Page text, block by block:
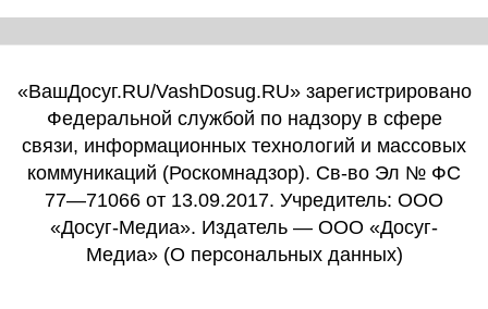
«ВашДосуг.RU/VashDosug.RU» зарегистрировано
Федеральной службой по надзору в сфере
связи, информационных технологий и массовых
коммуникаций (Роскомнадзор). Св-во Эл № ФС
77—71066 от 13.09.2017. Учредитель: ООО
«Досуг-Медиа». Издатель — ООО «Досуг-
Медиа» (О персональных данных)